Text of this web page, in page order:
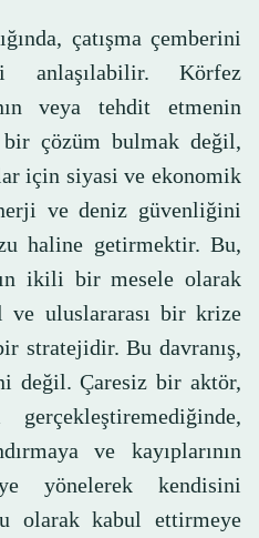
çatışma çemberini
anlaşılabilir. Körfez
veya tehdit etmenin
bir çözüm bulmak değil,
için siyasi ve ekonomik
ve deniz güvenliğini
haline getirmektir. Bu,
ikili bir mesele olarak
ve uluslararası bir krize
stratejidir. Bu davranış,
değil. Çaresiz bir aktör,
ve kayıplarının
yönelerek kendisini
olarak kabul ettirmeye